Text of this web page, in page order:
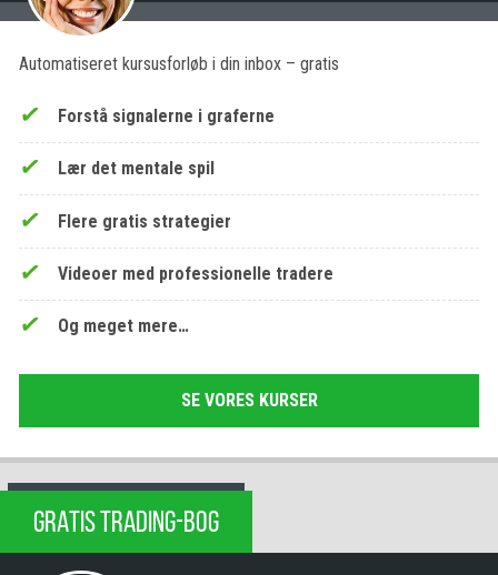
Automatiseret kursusforløb i din inbox – gratis
Forstå signalerne i graferne
Lær det mentale spil
Flere gratis strategier
Videoer med professionelle tradere
Og meget mere…
SE VORES KURSER
GRATIS TRADING-BOG